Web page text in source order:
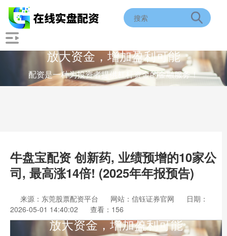
放大资金，增加盈利可能
配资是一种为投资者提供杠杆资金的金融服务！
牛盘宝配资 创新药, 业绩预增的10家公
司, 最高涨14倍! (2025年年报预告)
来源：东莞股票配资平台 网站：信钰证券官网
日期：
2026-05-01 14:40:02
查看：156
放大资金，增加盈利可能